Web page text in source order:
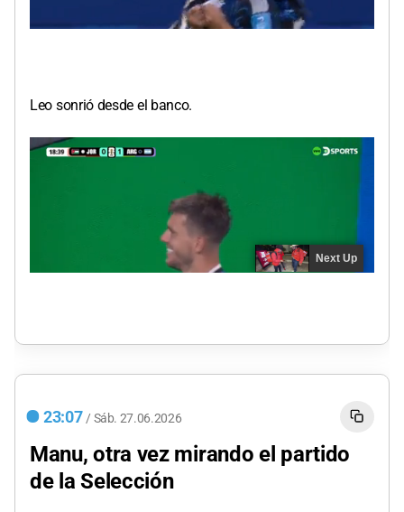
Leo sonrió desde el banco.
23:07 / Sáb. 27.06.2026
Manu, otra vez mirando el partido
de la Selección